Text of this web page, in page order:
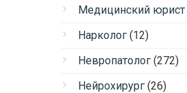
Медицинский юрист
Нарколог (12)
Невропатолог (272)
Нейрохирург (26)